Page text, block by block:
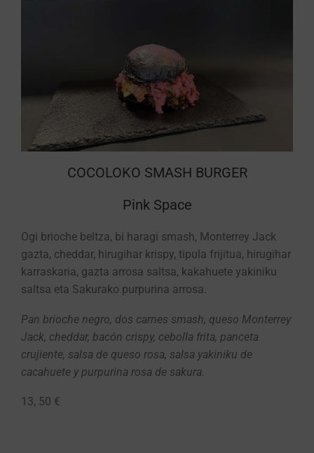
COCOLOKO SMASH BURGER
Pink Space
Ogi brioche beltza, bi haragi smash, Monterrey Jack
gazta, cheddar, hirugihar krispy, tipula frijitua, hirugihar
karraskaria, gazta arrosa saltsa, kakahuete yakiniku
saltsa eta Sakurako purpurina arrosa.
Pan brioche negro, dos carnes smash, queso Monterrey
Jack, cheddar, bacón crispy, cebolla frita, panceta
crujiente, salsa de queso rosa, salsa yakiniku de
cacahuete y purpurina rosa de sakura.
13, 50 €